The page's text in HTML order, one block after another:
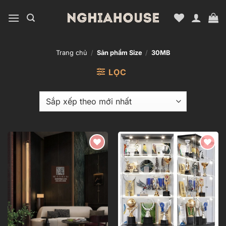
qua
Trang chủ / Sản phẩm Size / 30MB
LỌC
Add to
wishlist
Add to
wishlist